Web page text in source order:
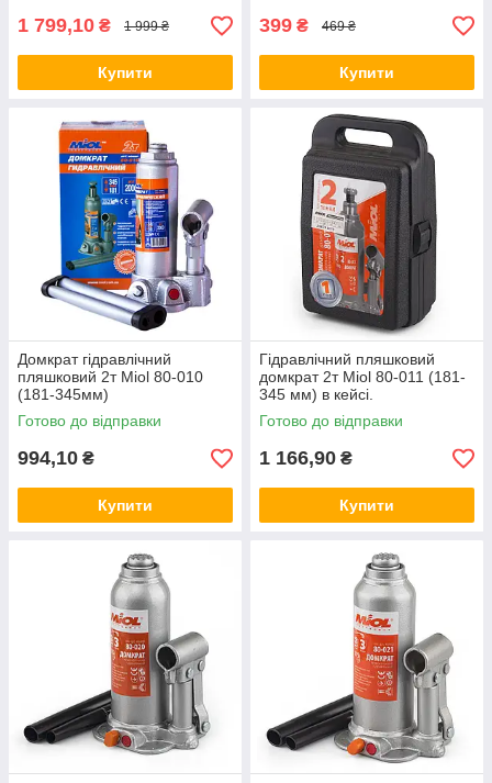
1 799,10 ₴ 1 999 ₴
Купити
399 ₴ 469 ₴
Купити
Домкрат гідравлічний
пляшковий 2т Miol 80-010
(181-345мм)
Готово до відправки
994,10 ₴
Купити
Гідравлічний пляшковий
домкрат 2т Miol 80-011 (181-
345 мм) в кейсі.
Готово до відправки
1 166,90 ₴
Купити